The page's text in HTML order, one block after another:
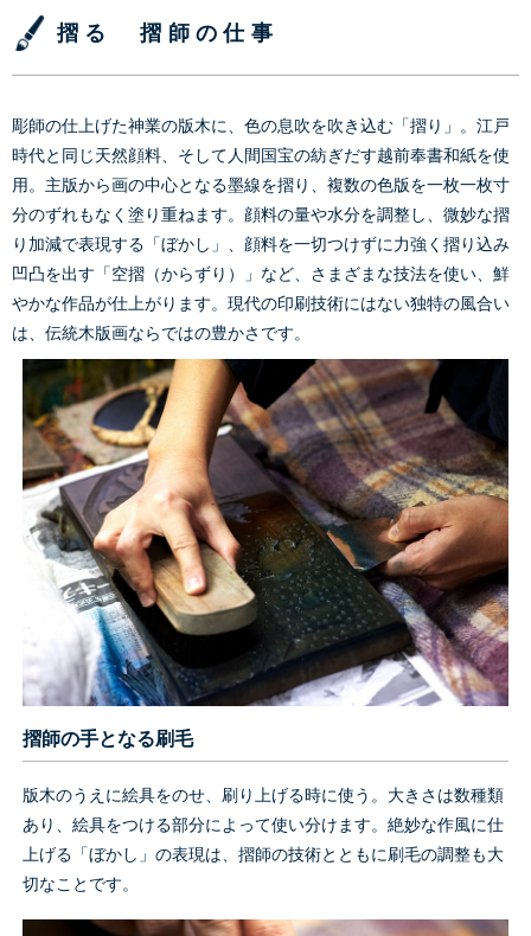
摺る 摺師の仕事
彫師の仕上げた神業の版木に、色の息吹を吹き込む「摺り」。江戸
時代と同じ天然顔料、そして人間国宝の紡ぎだす越前奉書和紙を使
用。主版から画の中心となる墨線を摺り、複数の色版を一枚一枚寸
分のずれもなく塗り重ねます。顔料の量や水分を調整し、微妙な摺
り加減で表現する「ぼかし」、顔料を一切つけずに力強く摺り込み
凹凸を出す「空摺（からずり）」など、さまざまな技法を使い、鮮
やかな作品が仕上がります。現代の印刷技術にはない独特の風合い
は、伝統木版画ならではの豊かさです。
摺師の手となる刷毛
版木のうえに絵具をのせ、刷り上げる時に使う。大きさは数種類
あり、絵具をつける部分によって使い分けます。絶妙な作風に仕
上げる「ぼかし」の表現は、摺師の技術とともに刷毛の調整も大
切なことです。